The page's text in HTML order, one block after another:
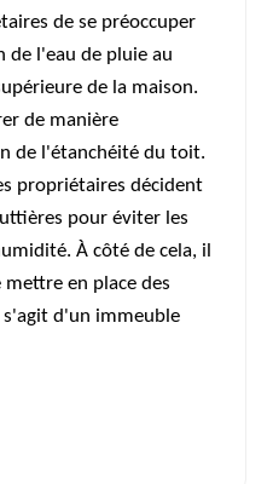
de se préoccuper
de l'eau de pluie au
de la maison.
de manière
de l'étanchéité du toit.
propriétaires décident
pour éviter les
À côté de cela, il
en place des
s'agit d'un immeuble